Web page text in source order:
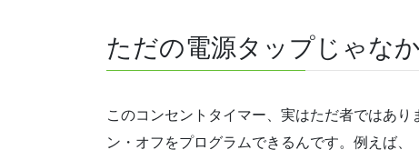
ただの電源タップじゃな
このコンセントタイマー、実はただ者ではあ
ン・オフをプログラムできるんです。例えば